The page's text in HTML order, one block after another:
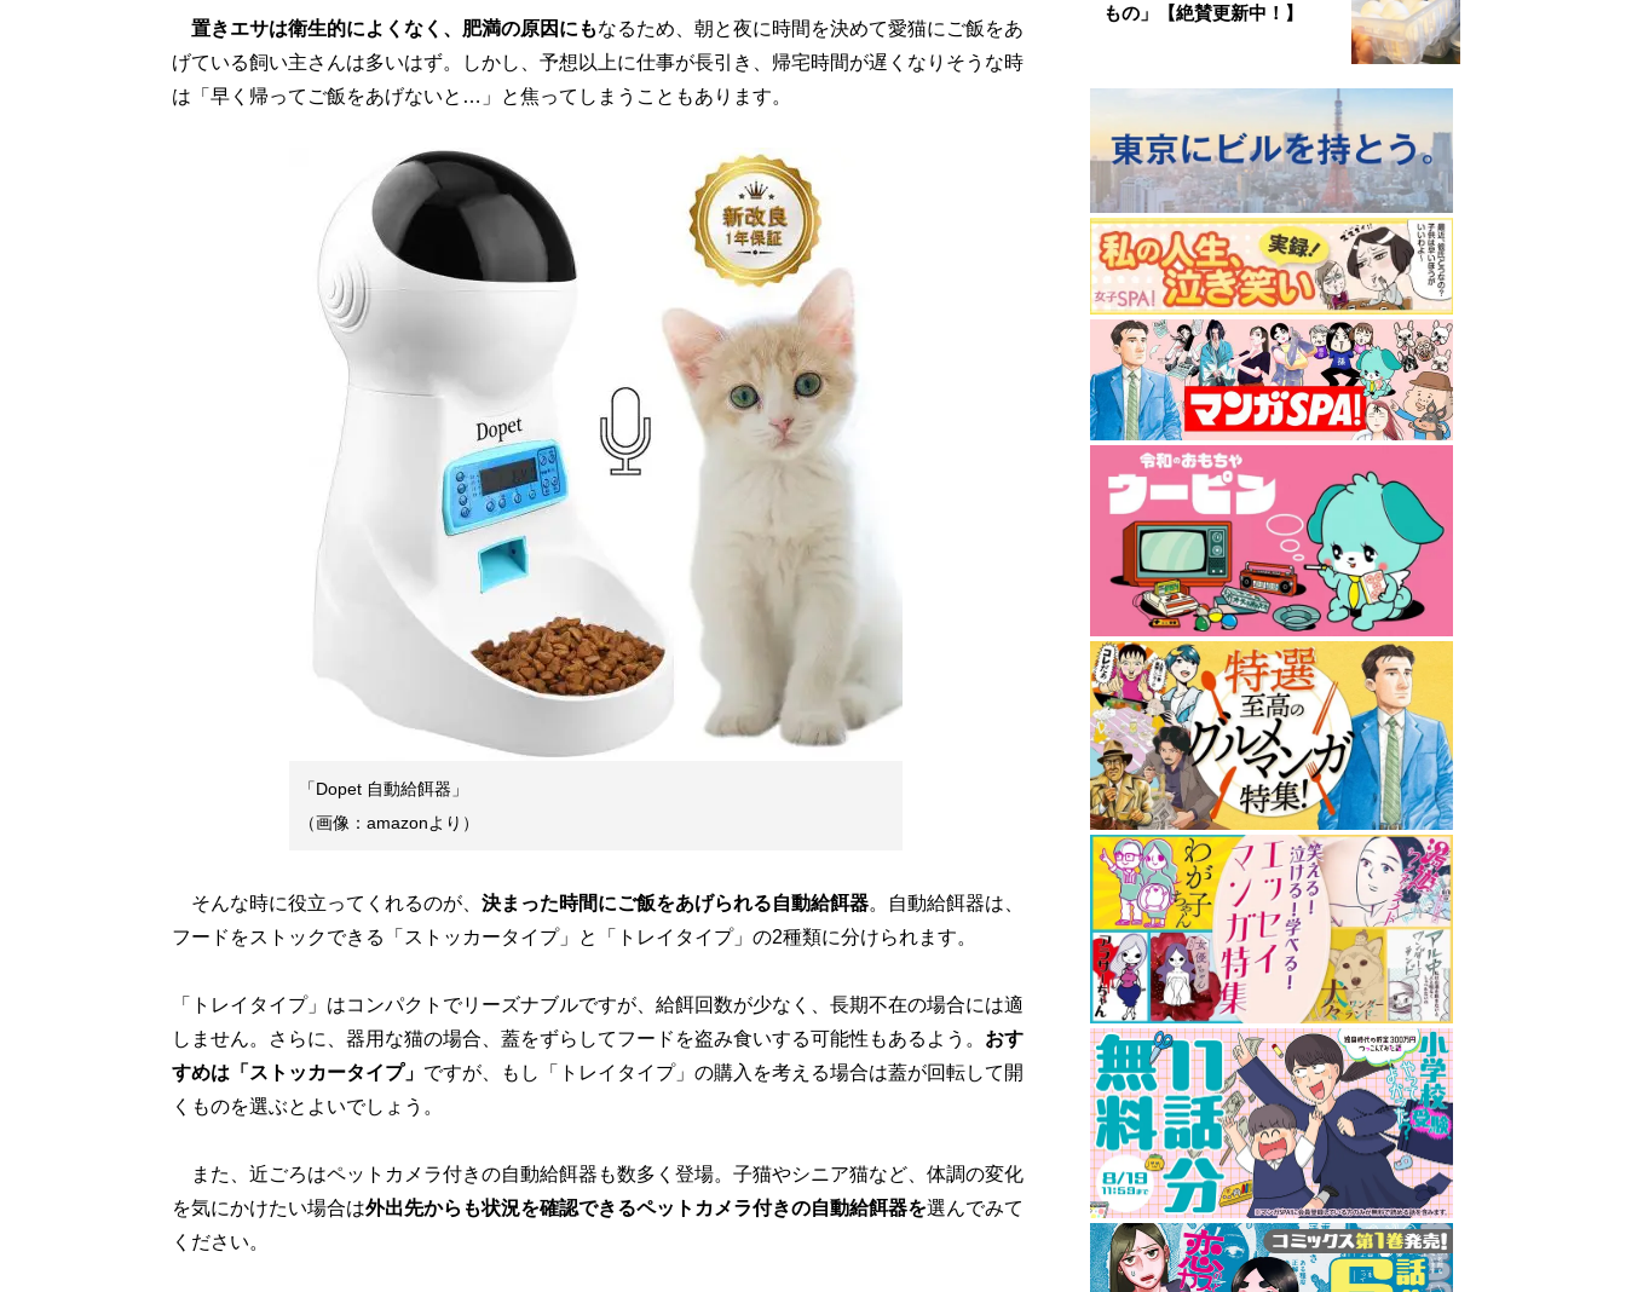
置きエサは衛生的によくなく、肥満の原因にもなるため、朝と夜に時間を決めて愛猫にご飯をあ
げている飼い主さんは多いはず。しかし、予想以上に仕事が長引き、帰宅時間が遅くなりそうな時
は「早く帰ってご飯をあげないと…」と焦ってしまうこともあります。
「Dopet 自動給餌器」
（画像：amazonより）
そんな時に役立ってくれるのが、 決まった時間にご飯をあげられる自動給餌器。自動給餌器は、
フードをストックできる「ストッカータイプ」と「トレイタイプ」の2種類に分けられます。
「トレイタイプ」はコンパクトでリーズナブルですが、給餌回数が少なく、長期不在の場合には適
しません。さらに、器用な猫の場合、蓋をずらしてフードを盗み食いする可能性もあるよう。 おす
すめは「ストッカータイプ」 ですが、もし「トレイタイプ」の購入を考える場合は蓋が回転して開
くものを選ぶとよいでしょう。
また、近ごろはペットカメラ付きの自動給餌器も数多く登場。子猫やシニア猫など、体調の変化
を気にかけたい場合は外出先からも状況を確認できるペットカメラ付きの自動給餌器を選んでみて
ください。
もの」【絶賛更新中！】